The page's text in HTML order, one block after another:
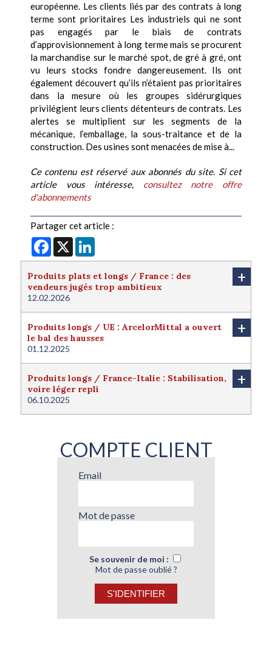
européenne. Les clients liés par des contrats à long
terme sont prioritaires Les industriels qui ne sont
pas engagés par le biais de contrats
d’approvisionnement à long terme mais se procurent
la marchandise sur le marché spot, de gré à gré, ont
vu leurs stocks fondre dangereusement. Ils ont
également découvert qu’ils n’étaient pas prioritaires
dans la mesure où les groupes sidérurgiques
privilégient leurs clients détenteurs de contrats. Les
alertes se multiplient sur les segments de la
mécanique, l’emballage, la sous-traitance et de la
construction. Des usines sont menacées de mise à...
Ce contenu est réservé aux abonnés du site. Si cet
article vous intéresse, consultez notre offre
d'abonnements
Partager cet article :
Facebook
X
Produits plats et longs / France : des
vendeurs jugés trop ambitieux
12.02.2026
+
Produits longs / UE : ArcelorMittal a ouvert
le bal des hausses
01.12.2025
+
Produits longs / France-Italie : Stabilisation,
voire léger repli
06.10.2025
+
COMPTE CLIENT
Email
Mot de passe
Se souvenir de moi :
Mot de passe oublié ?